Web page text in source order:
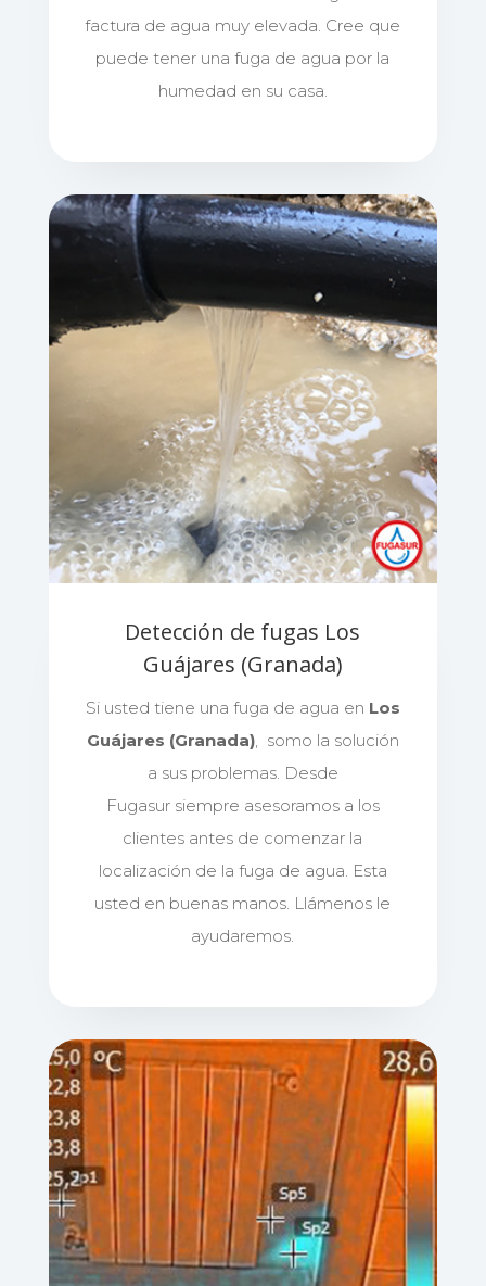
factura de agua muy elevada. Cree que
puede tener una fuga de agua por la
humedad en su casa.
Detección de fugas Los
Guájares (Granada)
Si usted tiene una fuga de agua en Los
Guájares (Granada), somo la solución
a sus problemas. Desde
Fugasur siempre asesoramos a los
clientes antes de comenzar la
localización de la fuga de agua. Esta
usted en buenas manos. Llámenos le
ayudaremos.